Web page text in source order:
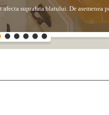
suprafata blatului. De asemenea
de aciditate ridicat precum au